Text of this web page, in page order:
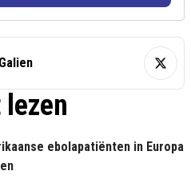
ebolapatiënten in Europa